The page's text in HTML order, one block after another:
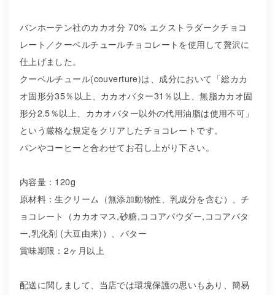
バンホーテン社のカカオ分 70% エクストラダークチョコ
レート／クーベルチュールチョコレートを使用して贅沢に
仕上げました。
クーベルチュール(couverture)は、成分において「総カカ
オ固形分35％以上、カカオバター31％以上、無脂カカオ固
形分2.5％以上、カカオバター以外の代用油脂は使用不可」
という厳格な規定をクリアしたチョコレートです。
パンやコーヒーと合わせてお召し上がり下さい。
内容量：120g
原材料：生クリーム（無添加動物性、乳成分を含む）、チ
ョコレート（カカオマス,砂糖,ココアパウダー,ココアバタ
ー,乳化剤 (大豆由来)）、バター
賞味期限：2ヶ月以上
配送に関しまして、当店では環境保護の思いもあり、簡易